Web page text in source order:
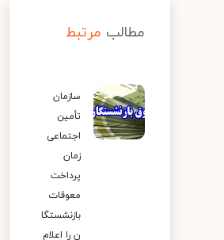
مطالب مرتبط
سازمان
تأمین
اجتماعی
زمان
پرداخت
معوقات
بازنشستگا
ن را اعلام